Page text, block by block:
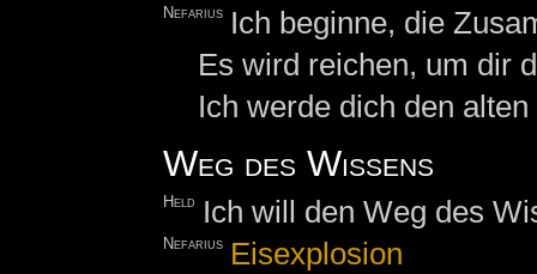
Nefarius Ich beginne, die
Es wird reichen, um dir
Ich werde dich den
Weg des Wissens
Held Ich will den Weg des
Nefarius Eisexplosion